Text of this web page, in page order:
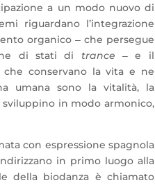
a un modo nuovo di
riguardano l’integrazione
organico ‒ che persegue
di stati di trance ‒ e il
conservano la vita e ne
umana sono la vitalità, la
sviluppino in modo armonico,
con espressione spagnola
in primo luogo alla
della biodanza è chiamato